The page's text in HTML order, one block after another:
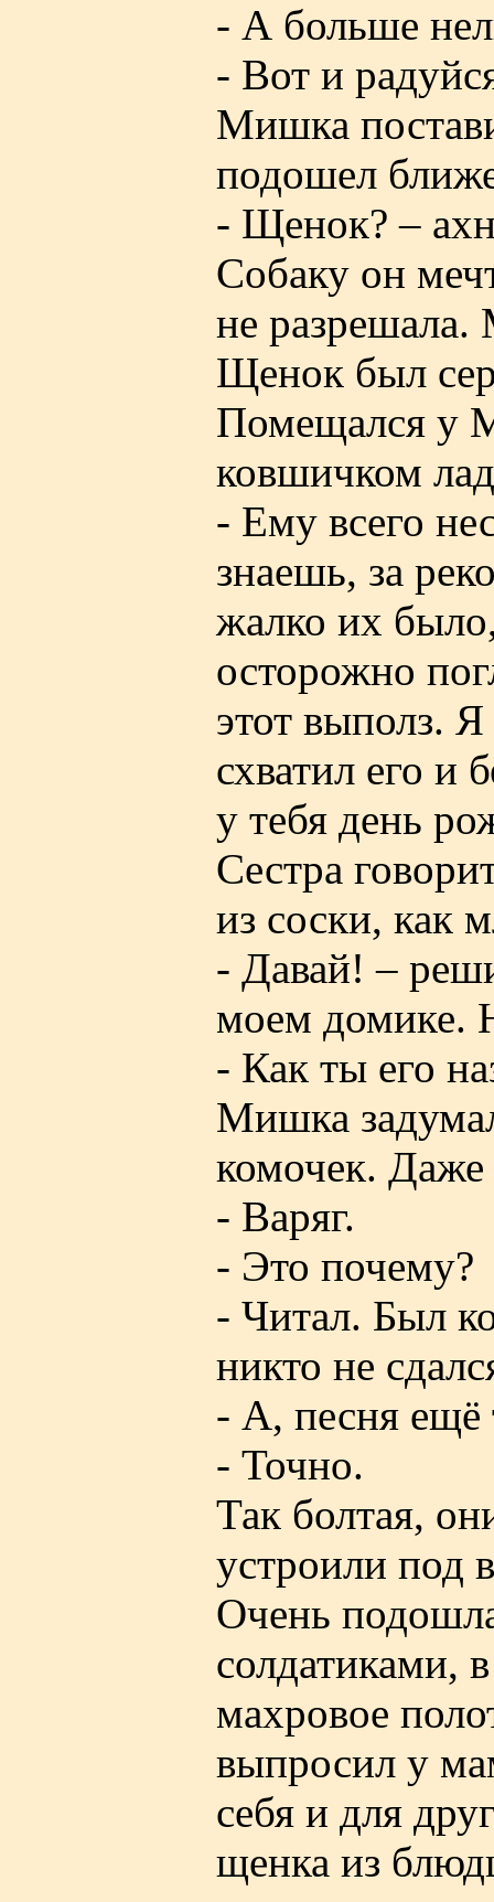
- А больше
- Вот и
Мишка
подошел
- Щенок? –
Собаку он
не разрешала.
Щенок был
Помещался у
ковшичком
- Ему всего
знаешь, за
жалко их
осторожно
этот выполз.
схватил его и
у тебя день
Сестра
из соски, как
- Давай! –
моем домике.
- Как ты его
Мишка
комочек. Даже
- Варяг.
- Это почему?
- Читал. Был
никто не
- А, песня ещё
- Точно.
Так болтая,
устроили под
Очень
солдатиками,
махровое
выпросил у
себя и для
щенка из